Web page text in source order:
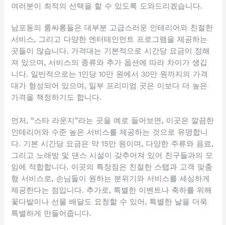
여러분이 최적의 선택을 할 수 있도록 도와드리겠습니다.
남포동의 룸싸롱들은 대부분 고급스러운 인테리어와 친절한
서비스, 그리고 다양한 엔터테인먼트 프로그램을 제공하는
곳들이 많습니다. 가격대는 기본적으로 시간당 요금이 정해
져 있으며, 서비스의 종류와 추가 옵션에 따라 차이가 생깁
니다. 일반적으로는 1인당 10만 원에서 30만 원까지의 가격
대가 형성되어 있으며, 일부 프리미엄 곳은 이보다 더 높은
가격을 책정하기도 합니다.
먼저, “스타 라운지”라는 곳을 예로 들어보면, 이곳은 깔끔한
인테리어와 수준 높은 서비스를 제공하는 것으로 유명합니
다. 기본 시간당 요금은 약 15만 원이며, 다양한 주류와 음료,
그리고 노래방 및 댄스 시설이 갖추어져 있어 친구들과의 모
임에 적합합니다. 이곳의 특장점은 친절한 스탭과 고객 맞춤
형 서비스로, 손님들이 원하는 분위기와 서비스를 세심하게
제공한다는 점입니다. 추가로, 특별한 이벤트나 축하를 위해
꽃다발이나 선물 배달도 요청할 수 있어, 특별한 날을 더욱
특별하게 만들어줍니다.